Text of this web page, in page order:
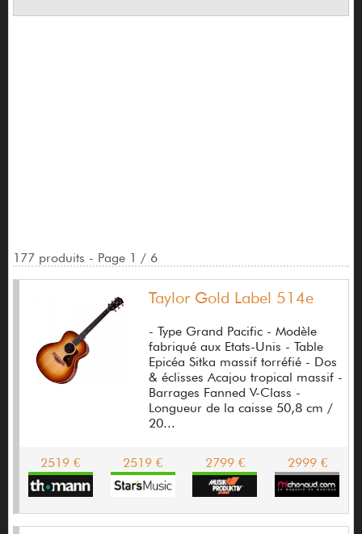
Admira
Alesis
Allen & Heath
Allparts
Almansa
Alquier Guitars
177 produits - Page 1 / 6
Taylor Gold Label 514e
- Type Grand Pacific - Modèle
fabriqué aux Etats-Unis - Table
Epicéa Sitka massif torréfié - Dos
& éclisses Acajou tropical massif -
Barrages Fanned V-Class -
Longueur de la caisse 50,8 cm /
20...
2519 € 2519 € 2799 € 2999 €